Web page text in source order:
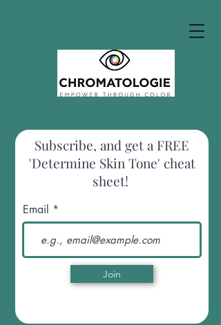
Subscribe, and get a FREE
'Determine Skin Tone' cheat
sheet!
Email
Join